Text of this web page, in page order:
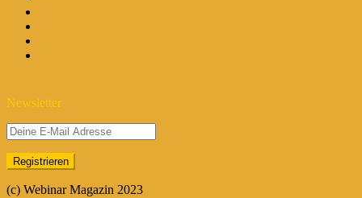
Newsletter
(c) Webinar Magazin 2023